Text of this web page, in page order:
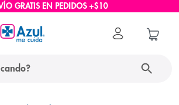
GRATIS EN PEDIDOS +$10